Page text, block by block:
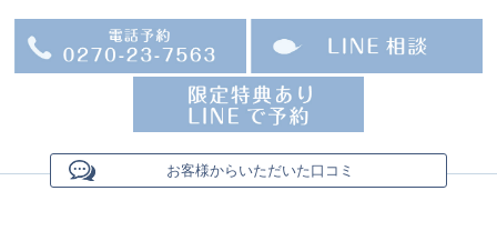
お客様からいただいた口コミ